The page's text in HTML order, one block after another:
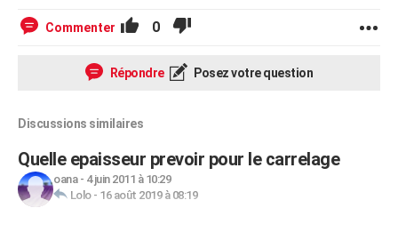
Commenter 0
Répondre Posez votre question
Discussions similaires
Quelle epaisseur prevoir pour le carrelage
oana- 4 juin 2011 à 10:29
Lolo- 16 août 2019 à 08:19